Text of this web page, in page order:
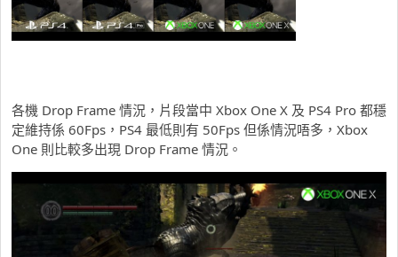
各機 Drop Frame 情況，片段當中 Xbox One X 及 PS4 Pro 都穩
定維持係 60Fps，PS4 最低則有 50Fps 但係情況唔多，Xbox
One 則比較多出現 Drop Frame 情況。